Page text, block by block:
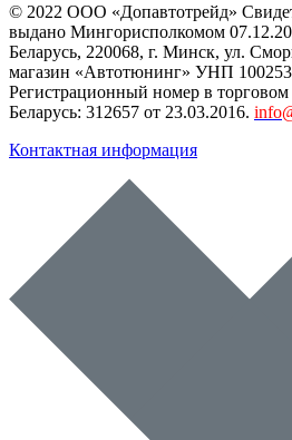
© 2022 ООО «Допавтотрейд»
выдано Мингорисполкомом
Беларусь, 220068, г. Минск, ул.
магазин «Автотюнинг» УНП
Регистрационный номер в торговом
Беларусь: 312657 от 23.03.2016.
Контактная информация